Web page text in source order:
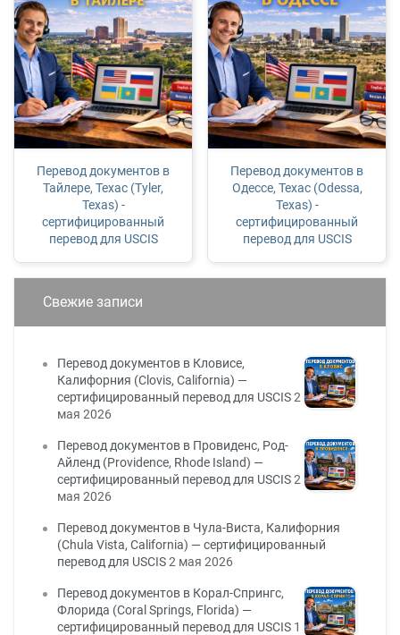
Перевод документов в
Тайлере, Техас (Tyler,
Texas) -
сертифицированный
перевод для USCIS
Перевод документов в
Одессе, Техас (Odessa,
Texas) -
сертифицированный
перевод для USCIS
Свежие записи
Перевод документов в Кловисе,
Калифорния (Clovis, California) —
сертифицированный перевод для USCIS2
мая 2026
Перевод документов в Провиденс, Род-
Айленд (Providence, Rhode Island) —
сертифицированный перевод для USCIS2
мая 2026
Перевод документов в Чула-Виста, Калифорния
(Chula Vista, California) — сертифицированный
перевод для USCIS2 мая 2026
Перевод документов в Корал-Спрингс,
Флорида (Coral Springs, Florida) —
сертифицированный перевод для USCIS 1